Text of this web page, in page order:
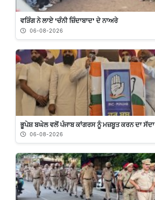
ਵੜਿੰਗ ਨੇ ਲਾਏ 'ਚੰਨੀ ਜ਼ਿੰਦਾਬਾਦ' ਦੇ ਨਾਅਰੇ
06-08-2026
ਭੂਪੇਸ਼ ਬਘੇਲ ਵਲੋਂ ਪੰਜਾਬ ਕਾਂਗਰਸ ਨੂੰ ਮਜ਼ਬੂਤ ਕਰਨ ਦਾ ਸੱਦਾ
06-08-2026